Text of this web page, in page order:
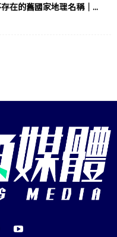
在的舊國家地理名稱｜...